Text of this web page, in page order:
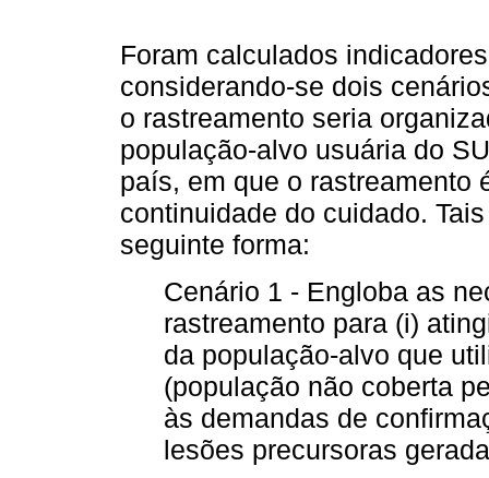
Foram calculados
considerando-se dois
o rastreamento seria
população-alvo usuária do
país, em que o rastreamento
continuidade do cuidado.
seguinte forma:
Cenário 1 - Engloba as
rastreamento para (i)
da população-alvo que
(população não coberta
às demandas de
lesões precursoras